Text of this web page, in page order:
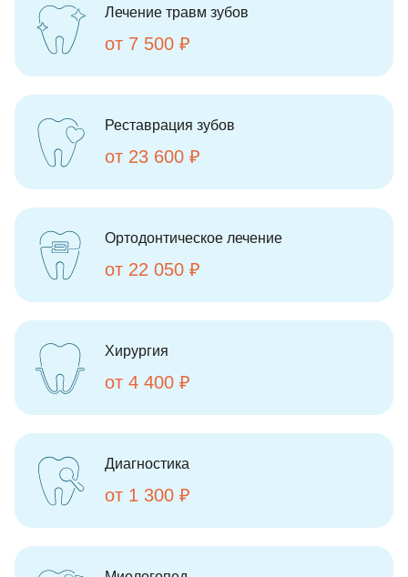
Лечение травм зубов
от 7 500 ₽
Реставрация зубов
от 23 600 ₽
Ортодонтическое лечение
от 22 050 ₽
Хирургия
от 4 400 ₽
Диагностика
от 1 300 ₽